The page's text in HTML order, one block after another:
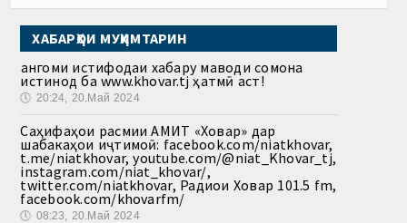
ХАБАРҲОИ МУҲИМТАРИН
Ҳангоми истифодаи хабару маводи сомона
истинод ба www.khovar.tj ҳатмӣ аст!
🕔 20:24, 20.Май 2024
Саҳифаҳои расмии АМИТ «Ховар» дар
шабакаҳои иҷтимоӣ: facebook.com/niatkhovar,
t.me/niatkhovar, youtube.com/@niat_Khovar_tj,
instagram.com/niat_khovar/,
twitter.com/niatkhovar, Радиои Ховар 101.5 fm,
facebook.com/khovarfm/
🕔 08:23, 20.Май 2024